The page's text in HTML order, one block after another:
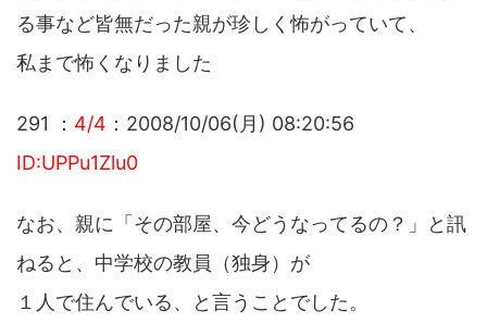
る事など皆無だった親が珍しく怖がっていて、
私まで怖くなりました
291 ： 4/4 ：2008/10/06(月) 08:20:56
ID:UPPu1Zlu0
なお、親に「その部屋、今どうなってるの？」と訊
ねると、中学校の教員（独身）が
１人で住んでいる、と言うことでした。